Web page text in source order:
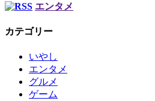
エンタメ
カテゴリー
いやし
エンタメ
グルメ
ゲーム